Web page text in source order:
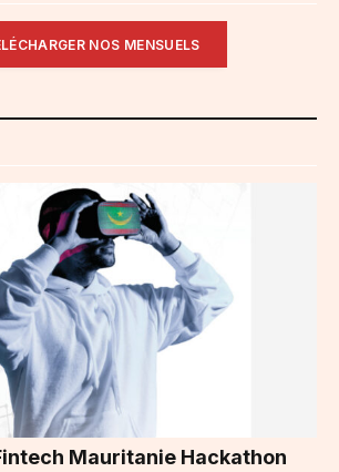
NOS MENSUELS
Mauritanie Hackathon